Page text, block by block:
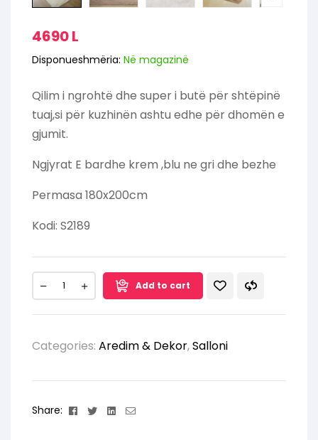
4690L
Disponueshmëria: Në magazinë
Qilim i ngrohtë dhe super i butë për shtëpinë
tuaj,si për kuzhinën ashtu edhe për dhomën e
gjumit.
Ngjyrat E bardhe krem ,blu ne gri dhe bezhe
Permasa 180x200cm
Kodi: S2189
Add to cart
Categories: Aredim & Dekor,Salloni
Share: Facebook
TwitterLinkedin
Email